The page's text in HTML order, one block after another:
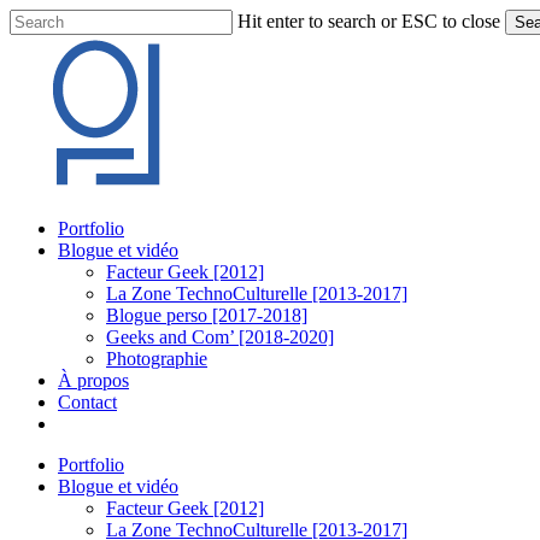
Skip
to
content
Hit enter to search or ESC to close
Search
Menu
Portfolio
Blogue et vidéo
Facteur Geek [2012]
La Zone TechnoCulturelle [2013-2017]
Blogue perso [2017-2018]
Geeks and Com’ [2018-2020]
Photographie
À propos
Contact
Portfolio
Blogue et vidéo
Facteur Geek [2012]
La Zone TechnoCulturelle [2013-2017]